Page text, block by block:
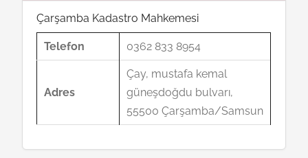
Çarşamba Kadastro Mahkemesi
Telefon 0362 833 8954
Adres
Çay, mustafa kemal
güneşdoğdu bulvarı,
55500 Çarşamba/Samsun